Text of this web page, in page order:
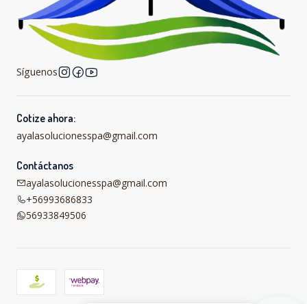
Síguenos
Cotize ahora:
ayalasolucionesspa@gmail.com
Contáctanos
ayalasolucionesspa@gmail.com
+56993686833
56933849506